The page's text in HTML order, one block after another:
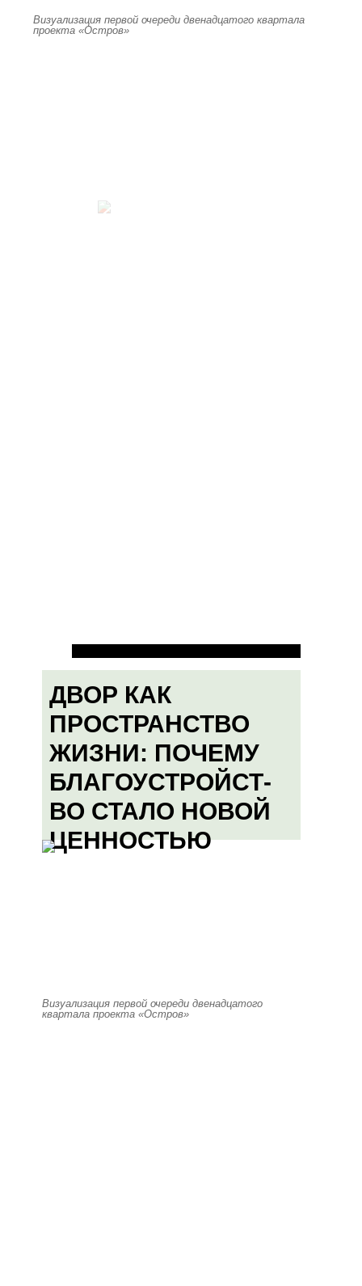
Визуализация первой очереди двенадцатого квартала
проекта «Остров»
ДВОР КАК
ПРОСТРАНСТВО
ЖИЗНИ: ПОЧЕМУ
БЛАГОУСТРОЙСТ-
ВО СТАЛО НОВОЙ
ЦЕННОСТЬЮ
Визуализация первой очереди двенадцатого
квартала проекта «Остров»